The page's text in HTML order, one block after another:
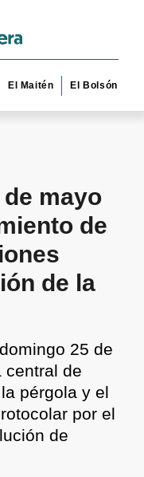
El Bolsón Esquel
mayo
de
de la
25 de
central de
pérgola y el
por el
de